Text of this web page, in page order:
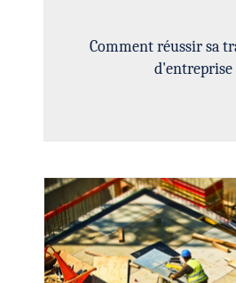
Comment réussir sa
d'entreprise